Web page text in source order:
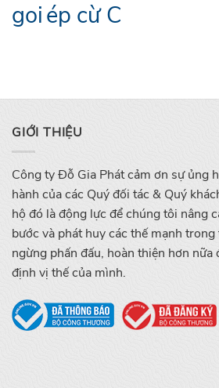
goiép cừ C
GIỚI THIỆU
Công ty Đỗ Gia Phát cảm ơn sự ủng
hành của các Quý đối tác & Quý
hộ đó là động lực để chúng tôi nâng
bước và phát huy các thế mạnh
ngừng phấn đấu, hoàn thiện hơn nữa
định vị thế của mình.